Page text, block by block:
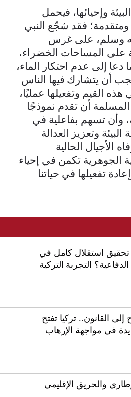
وإحيائها، فيحمل
ومتقدمة؛ فقد شجّع النبي
وسلم، على غرس
على المساحات الخضراء،
دعا إلى عدم احتكار الماء،
يجب أن يتشارك فيها الناس
القيم وتفعيلها عمليًا،
أن تقدم نموذجًا
وأن تسهم بفاعلية في
البيئة وتعزيز العدالة
الأجيال الحالية
الجوهرية تكمن في إحياء
تفعيلها في حياتنا
استقلال كامل في
التجربة التركية
إلى القانون.. تركيا تفتح
في مواجهة الإرهاب
والحريق الإقليمي